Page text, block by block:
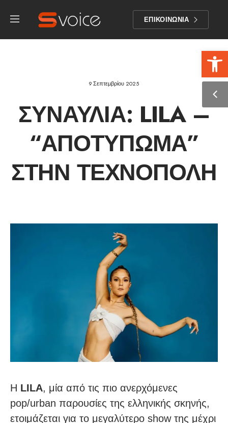
ΕΠΙΚΟΙΝΩΝΙΑ
9 Σεπτεμβρίου 2025
ΣΥΝΑΥΛΊΑ: LILA –
“ΑΠΟΤΎΠΩΜΑ”
ΣΤΗΝ ΤΕΧΝΌΠΟΛΗ
Η LILA, μία από τις πιο ανερχόμενες
pop/urban παρουσίες της ελληνικής σκηνής,
ετοιμάζεται για το μεγαλύτερο show της μέχρι